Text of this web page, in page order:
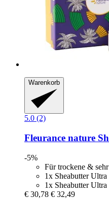
Warenkorb
5.0 (2)
Fleurance nature
-5%
Für trockene &
1x Sheabutter
1x Sheabutter
€ 30,78 € 32,49